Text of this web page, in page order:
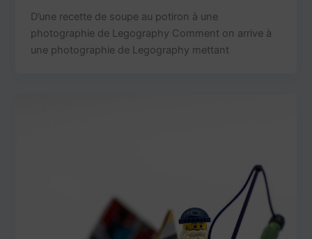
D’une recette de soupe au potiron à une
photographie de Legography Comment on arrive à
une photographie de Legography mettant